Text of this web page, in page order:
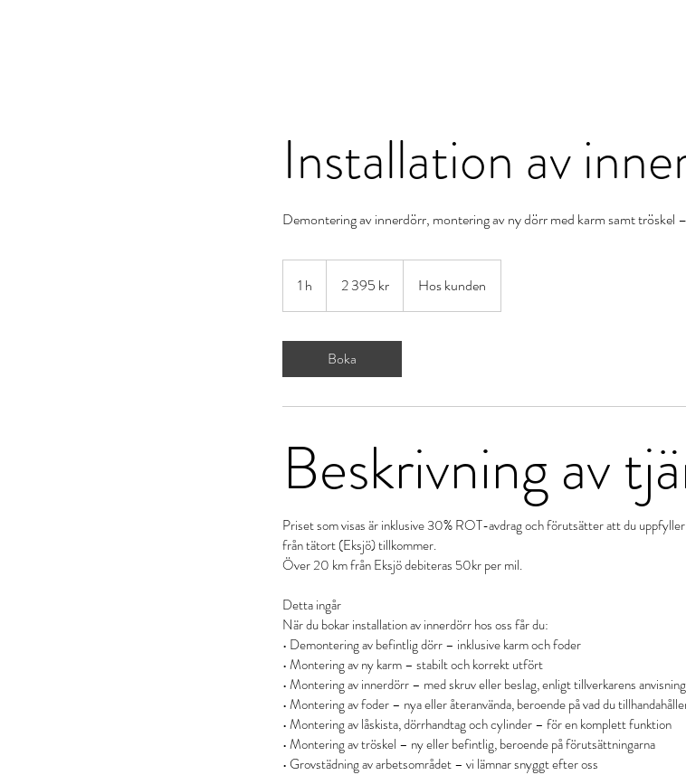
Installation av
Demontering av innerdörr, montering av ny dörr med karm samt tröskel
1 h
kronor2 395 kr Hos kunden
Boka
Beskrivning av
Priset som visas är inklusive 30% ROT-avdrag och förutsätter att du
från tätort (Eksjö) tillkommer.
Över 20 km från Eksjö debiteras 50kr per mil.
Detta ingår
När du bokar installation av innerdörr hos oss får du:
• Demontering av befintlig dörr – inklusive karm och foder
• Montering av ny karm – stabilt och korrekt utfört
• Montering av innerdörr – med skruv eller beslag, enligt tillverkarens
• Montering av foder – nya eller återanvända, beroende på vad du
• Montering av låskista, dörrhandtag och cylinder – för en komplett funktion
• Montering av tröskel – ny eller befintlig, beroende på förutsättningarna
• Grovstädning av arbetsområdet – vi lämnar snyggt efter oss